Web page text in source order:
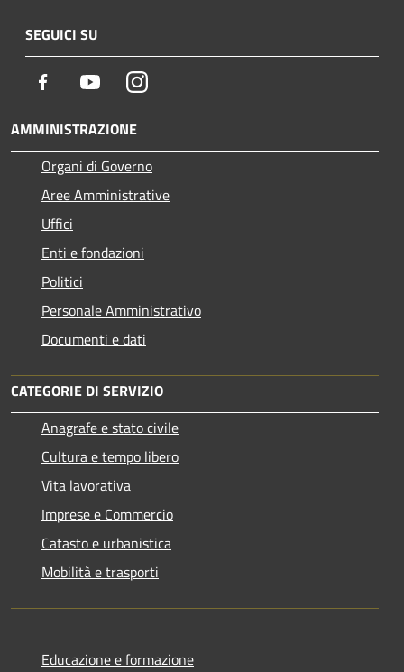
SEGUICI SU
Facebook YoutubeInstagram
AMMINISTRAZIONE
Organi di Governo
Aree Amministrative
Uffici
Enti e fondazioni
Politici
Personale Amministrativo
Documenti e dati
CATEGORIE DI SERVIZIO
Anagrafe e stato civile
Cultura e tempo libero
Vita lavorativa
Imprese e Commercio
Catasto e urbanistica
Mobilità e trasporti
Educazione e formazione